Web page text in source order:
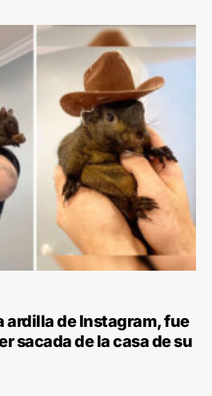
ardilla de Instagram, fue
sacada de la casa de su